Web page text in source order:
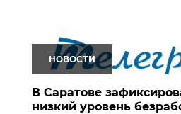
НОВОСТИ
В Саратове
низкий уровень